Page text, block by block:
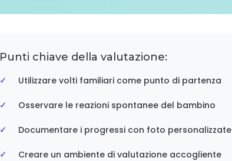
Punti chiave della valutazione:
Utilizzare volti familiari come punto di partenza
Osservare le reazioni spontanee del bambino
Documentare i progressi con foto personalizzate
Creare un ambiente di valutazione accogliente